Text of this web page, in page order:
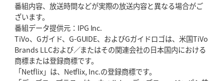
2026年5月21日(木)更新
狭山RG、ライチェル海遥スタッフ入り
ッション
2026年5月14日(木)更新
神戸、1位通過の立役者レタリック
番組内容、放送時間などが実際の放送内容と異なる場合がご
ざいます。
番組データ提供元：IPG Inc.
TiVo、Gガイド、G-GUIDE、およびGガイドロゴは、米国TiVo
Brands LLCおよび／またはその関連会社の日本国内における
商標または登録商標です。
「Netflix」は、Netflix, Inc.の登録商標です。